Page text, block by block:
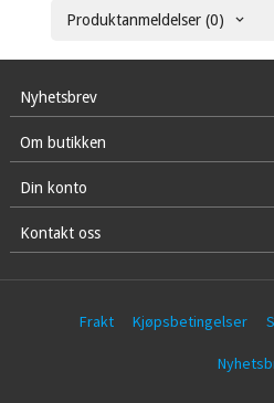
Produktanmeldelser (0)
Nyhetsbrev
Om butikken
Din konto
Kontakt oss
Frakt Kjøpsbetingelser